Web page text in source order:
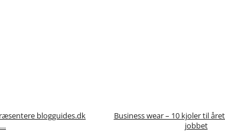
blogguides.dk
Business wear – 10 kjoler til
jobbet